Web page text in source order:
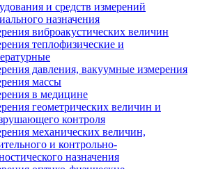
и средств измерений
назначения
виброакустических величин
теплофизические и
давления, вакуумные измерения
массы
в медицине
геометрических величин и
контроля
механических величин,
и контрольно-
назначения